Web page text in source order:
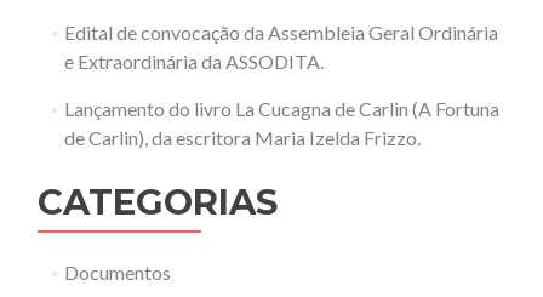
Edital de convocação da Assembleia Geral Ordinária
e Extraordinária da ASSODITA.
Lançamento do livro La Cucagna de Carlin (A Fortuna
de Carlin), da escritora Maria Izelda Frizzo.
CATEGORIAS
Documentos